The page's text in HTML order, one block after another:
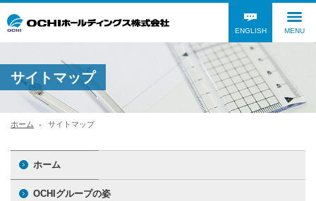
ENGLISH MENU
サイトマップ
ホーム サイトマップ
ホーム
OCHIグループの姿